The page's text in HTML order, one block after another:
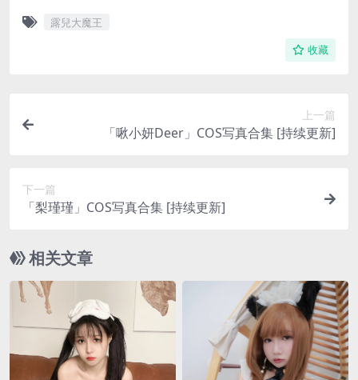
露兒大魔王
收藏
上一篇
「啾小妍Deer」COS写真合集 [持续更新]
下一篇
「梨瑾瑾」COS写真合集 [持续更新]
相关文章